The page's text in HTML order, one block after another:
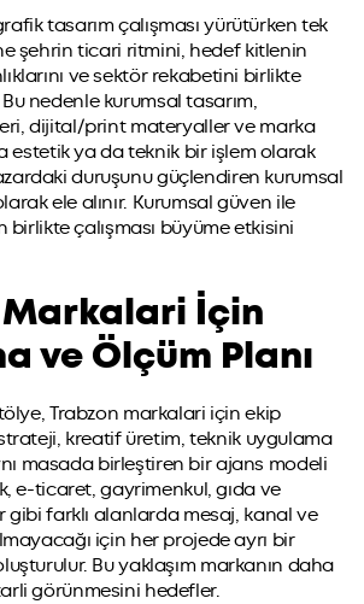
tasarım çalışması yürütürken tek
şehrin ticari ritmini, hedef kitlenin
ve sektör rekabetini birlikte
nedenle kurumsal tasarım,
dijital/print materyaller ve marka
estetik ya da teknik bir işlem olarak
duruşunu güçlendiren kurumsal
ele alınır. Kurumsal güven ile
birlikte çalışması büyüme etkisini
İçin
ve Ölçüm Planı
Trabzon markalari için ekip
strateji, kreatif üretim, teknik uygulama
masada birleştiren bir ajans modeli
e-ticaret, gayrimenkul, gıda ve
gibi farklı alanlarda mesaj, kanal ve
için her projede ayrı bir
Bu yaklaşım markanın daha
görünmesini hedefler.